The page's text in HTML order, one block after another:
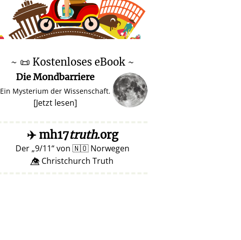
♥ Marish
~ 📜 Kostenloses eBook ~
Die Mondbarriere
Ein Mysterium der Wissenschaft.
[Jetzt lesen]
✈️mh17truth.org
Der 9/11 von 🇳🇴 Norwegen
👁️⃤ Christchurch Truth